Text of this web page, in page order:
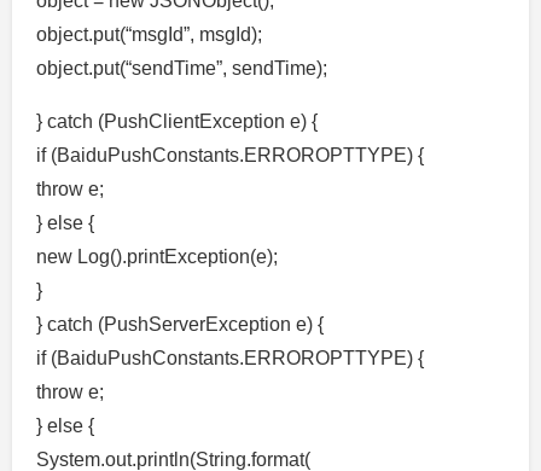
object.put(“msgId”, msgId);
object.put(“sendTime”, sendTime);
} catch (PushClientException e) {
if (BaiduPushConstants.ERROROPTTYPE) {
throw e;
} else {
new Log().printException(e);
}
} catch (PushServerException e) {
if (BaiduPushConstants.ERROROPTTYPE) {
throw e;
} else {
System.out.println(String.format(